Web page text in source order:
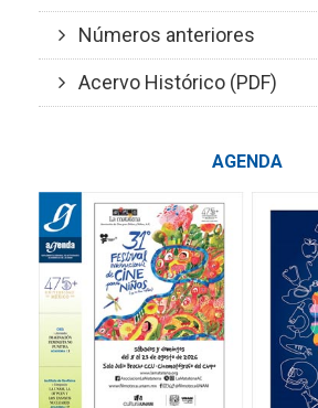
Números anteriores
Acervo Histórico (PDF)
AGENDA